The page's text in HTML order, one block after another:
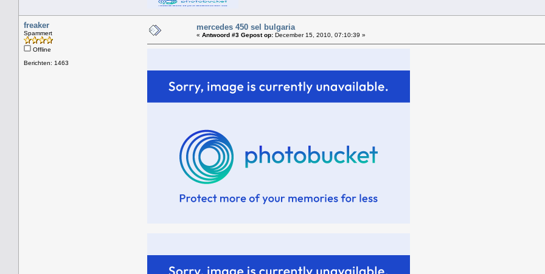
freaker
Spammert
Offline
Berichten: 1463
mercedes 450 sel bulgaria
« Antwoord #3 Gepost op: December 15, 2010, 07:10:39 »